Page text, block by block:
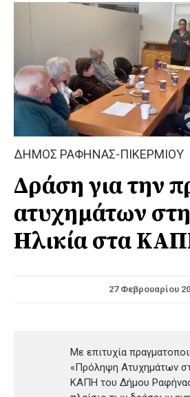
ΔΗΜΟΣ ΡΑΦΗΝΑΣ-ΠΙΚΕΡΜΙΟΥ
Δράση για την
ατυχημάτων
Ηλικία στα
27 Φεβρουαρίου
Με επιτυχία
«Πρόληψη Ατυχημάτων
ΚΑΠΗ του Δήμου